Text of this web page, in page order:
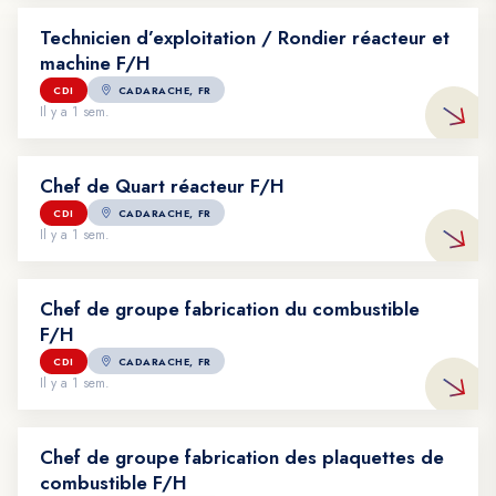
Technicien d’exploitation / Rondier réacteur et
machine F/H
CDI CADARACHE, FR
Il y a 1 sem.
Voir l'offre : Technicien d’exploitation / Rondier réacteur et
Chef de Quart réacteur F/H
CDI CADARACHE, FR
Il y a 1 sem.
Voir l'offre : Chef de Quart réacteur F/H
Chef de groupe fabrication du combustible
F/H
CDI CADARACHE, FR
Il y a 1 sem.
Voir l'offre : Chef de groupe fabrication du combustible F/H
Chef de groupe fabrication des plaquettes de
combustible F/H